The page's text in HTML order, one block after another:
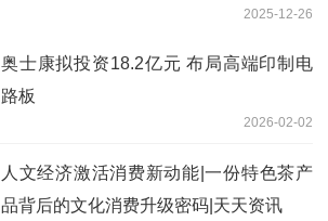
2025-12-26
奥士康拟投资18.2亿元 布局高端印制电
路板
2026-02-02
人文经济激活消费新动能|一份特色茶产
品背后的文化消费升级密码|天天资讯